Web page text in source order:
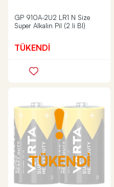
GP 910A-2U2 LR1 N Size
Super Alkalin Pil (2 li Bl)
TÜKENDİ
TÜKENDİ